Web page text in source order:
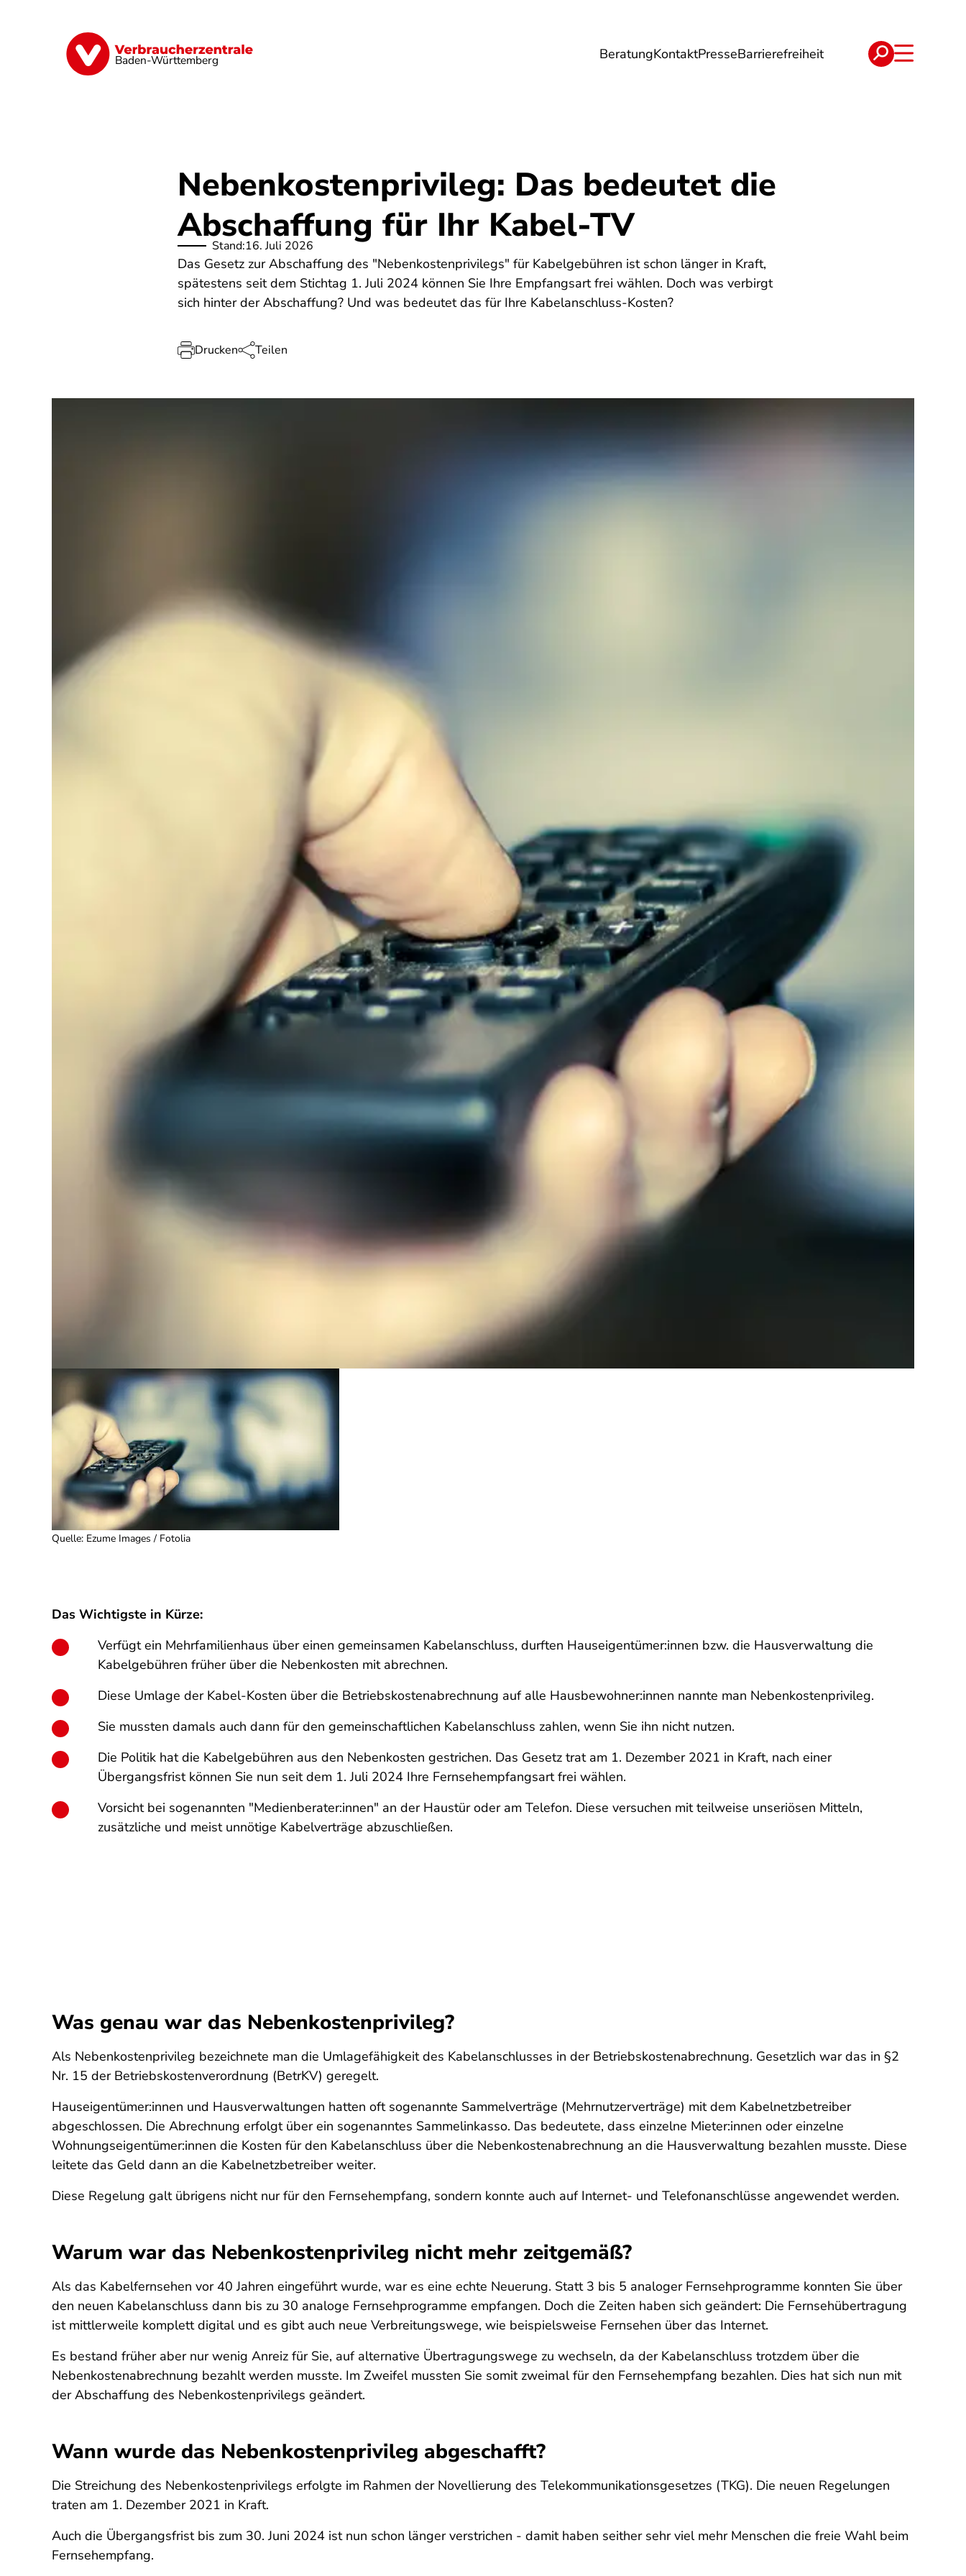
Baden-Württemberg BeratungKontaktPresseBarrierefreiheit
Geld & Versicherungen Digitales Energie Reise Verträge
Nebenkostenprivileg: Das bedeutet die
Abschaffung für Ihr Kabel-TV
Stand:16. Juli 2026
Das Gesetz zur Abschaffung des "Nebenkostenprivilegs" für Kabelgebühren ist schon länger in Kraft,
spätestens seit dem Stichtag 1. Juli 2024 können Sie Ihre Empfangsart frei wählen. Doch was verbirgt
sich hinter der Abschaffung? Und was bedeutet das für Ihre Kabelanschluss-Kosten?
Drucken Teilen
Quelle: Ezume Images / Fotolia
Das Wichtigste in Kürze:
Verfügt ein Mehrfamilienhaus über einen gemeinsamen Kabelanschluss, durften Hauseigentümer:innen bzw. die Hausverwaltung die
Kabelgebühren früher über die Nebenkosten mit abrechnen.
Diese Umlage der Kabel-Kosten über die Betriebskostenabrechnung auf alle Hausbewohner:innen nannte man Nebenkostenprivileg.
Sie mussten damals auch dann für den gemeinschaftlichen Kabelanschluss zahlen, wenn Sie ihn nicht nutzen.
Die Politik hat die Kabelgebühren aus den Nebenkosten gestrichen. Das Gesetz trat am 1. Dezember 2021 in Kraft, nach einer
Übergangsfrist können Sie nun seit dem 1. Juli 2024 Ihre Fernsehempfangsart frei wählen.
Vorsicht bei sogenannten "Medienberater:innen" an der Haustür oder am Telefon. Diese versuchen mit teilweise unseriösen Mitteln,
zusätzliche und meist unnötige Kabelverträge abzuschließen.
Was genau war das Nebenkostenprivileg?
Als Nebenkostenprivileg bezeichnete man die Umlagefähigkeit des Kabelanschlusses in der Betriebskostenabrechnung. Gesetzlich war das in §2
Nr. 15 der Betriebskostenverordnung (BetrKV) geregelt.
Hauseigentümer:innen und Hausverwaltungen hatten oft sogenannte Sammelverträge (Mehrnutzerverträge) mit dem Kabelnetzbetreiber
abgeschlossen. Die Abrechnung erfolgt über ein sogenanntes Sammelinkasso. Das bedeutete, dass einzelne Mieter:innen oder einzelne
Wohnungseigentümer:innen die Kosten für den Kabelanschluss über die Nebenkostenabrechnung an die Hausverwaltung bezahlen musste. Diese
leitete das Geld dann an die Kabelnetzbetreiber weiter.
Diese Regelung galt übrigens nicht nur für den Fernsehempfang, sondern konnte auch auf Internet- und Telefonanschlüsse angewendet werden.
Warum war das Nebenkostenprivileg nicht mehr zeitgemäß?
Als das Kabelfernsehen vor 40 Jahren eingeführt wurde, war es eine echte Neuerung. Statt 3 bis 5 analoger Fernsehprogramme konnten Sie über
den neuen Kabelanschluss dann bis zu 30 analoge Fernsehprogramme empfangen. Doch die Zeiten haben sich geändert: Die Fernsehübertragung
ist mittlerweile komplett digital und es gibt auch neue Verbreitungswege, wie beispielsweise Fernsehen über das Internet.
Es bestand früher aber nur wenig Anreiz für Sie, auf alternative Übertragungswege zu wechseln, da der Kabelanschluss trotzdem über die
Nebenkostenabrechnung bezahlt werden musste. Im Zweifel mussten Sie somit zweimal für den Fernsehempfang bezahlen. Dies hat sich nun mit
der Abschaffung des Nebenkostenprivilegs geändert.
Wann wurde das Nebenkostenprivileg abgeschafft?
Die Streichung des Nebenkostenprivilegs erfolgte im Rahmen der Novellierung des Telekommunikationsgesetzes (TKG). Die neuen Regelungen
traten am 1. Dezember 2021 in Kraft.
Auch die Übergangsfrist bis zum 30. Juni 2024 ist nun schon länger verstrichen - damit haben seither sehr viel mehr Menschen die freie Wahl beim
Fernsehempfang.